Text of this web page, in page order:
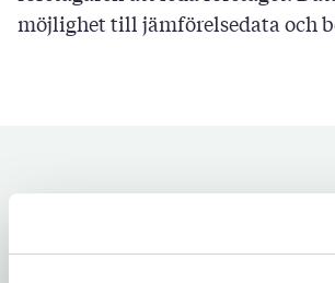
möjlighet till jämförelsedata och